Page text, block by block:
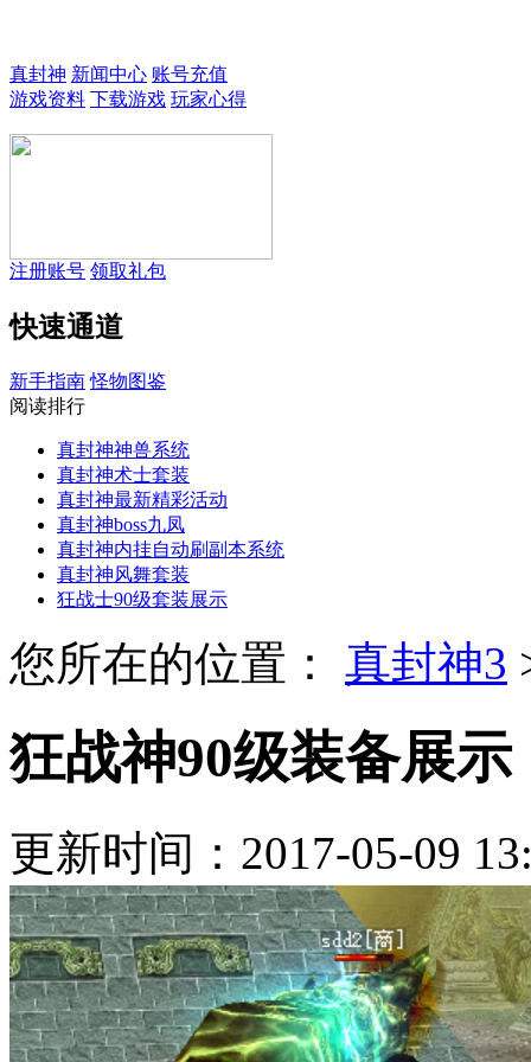
真封神 新闻中心 账号充值
游戏资料 下载游戏 玩家心得
注册账号 领取礼包
快速通道
新手指南 怪物图鉴
阅读排行
真封神神兽系统
真封神术士套装
真封神最新精彩活动
真封神boss九凤
真封神内挂自动刷副本系统
真封神风舞套装
狂战士90级套装展示
您所在的位置： 真封神3
狂战神90级装备展示
更新时间：2017-05-09